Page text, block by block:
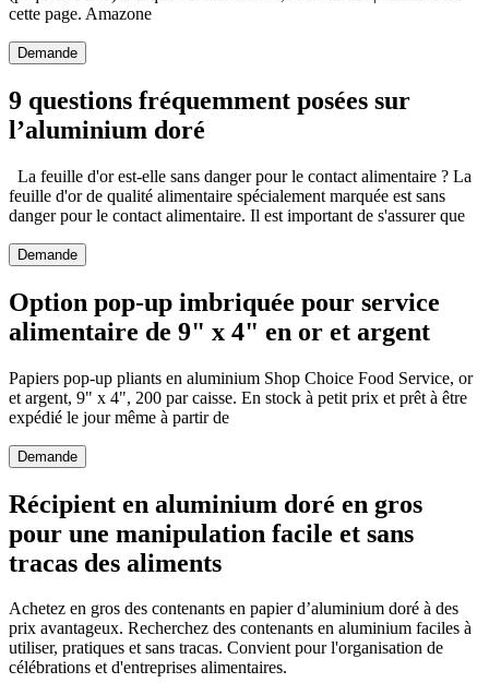
cette page. Amazone
Demande
9 questions fréquemment posées sur
l’aluminium doré
La feuille d'or est-elle sans danger pour le contact alimentaire ? La
feuille d'or de qualité alimentaire spécialement marquée est sans
danger pour le contact alimentaire. Il est important de s'assurer que
Demande
Option pop-up imbriquée pour service
alimentaire de 9" x 4" en or et argent
Papiers pop-up pliants en aluminium Shop Choice Food Service, or
et argent, 9" x 4", 200 par caisse. En stock à petit prix et prêt à être
expédié le jour même à partir de
Demande
Récipient en aluminium doré en gros
pour une manipulation facile et sans
tracas des aliments
Achetez en gros des contenants en papier d’aluminium doré à des
prix avantageux. Recherchez des contenants en aluminium faciles à
utiliser, pratiques et sans tracas. Convient pour l'organisation de
célébrations et d'entreprises alimentaires.